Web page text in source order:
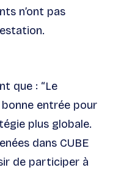
n’ont pas
que : “Le
entrée pour
plus globale.
dans CUBE
de participer à